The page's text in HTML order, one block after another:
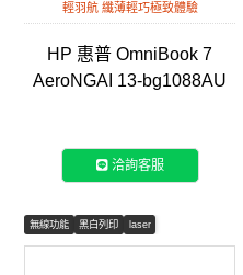
輕羽航 纖薄輕巧極致體驗
HP 惠普 OmniBook 7
AeroNGAI 13-bg1088AU
洽詢客服
無線功能 黑白列印 laser